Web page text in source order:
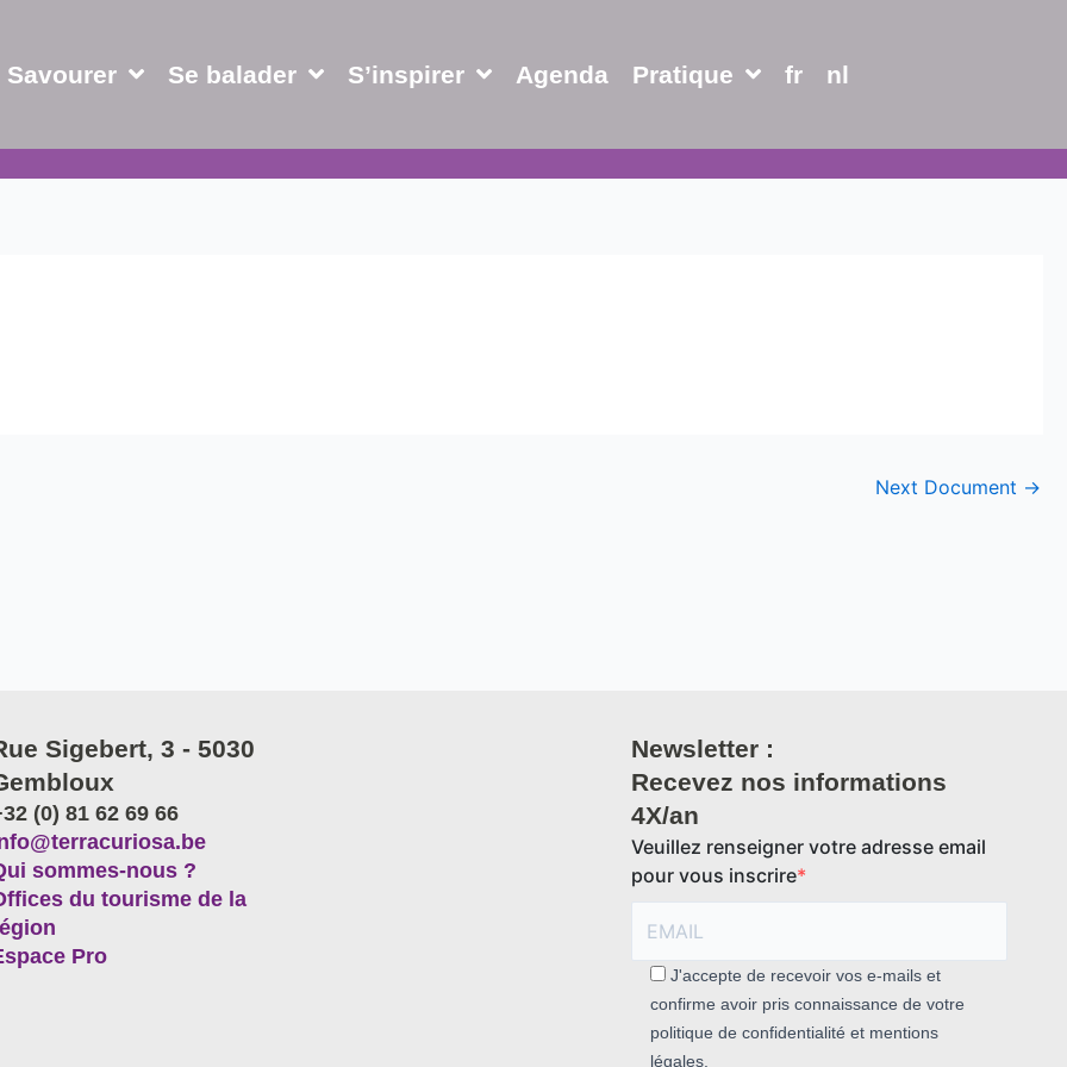
Savourer Se balader S’inspirer Agenda Pratique fr nl
Next Document →
Sigebert, 3 - 5030
(0) 81 62 69 66
sommes-nous ?
du tourisme de la
Pro
Newsletter :
Recevez nos informations
4X/an
Veuillez renseigner votre adresse email
pour vous inscrire
J'accepte de recevoir vos e-mails et
confirme avoir pris connaissance de votre
politique de confidentialité et mentions
légales.